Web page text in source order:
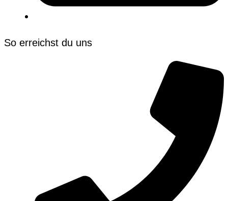
So erreichst du uns